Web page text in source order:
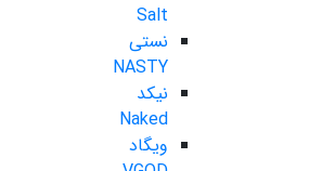
Salt
نستی
NASTY
نیکد
Naked
ویگاد